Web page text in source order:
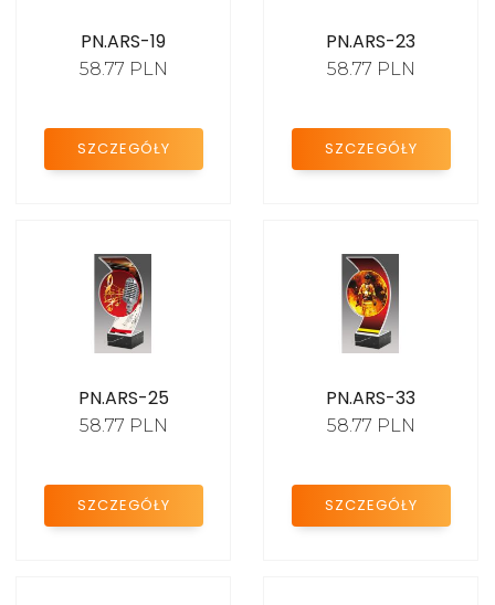
PROMOCJE
PN.ARS-19
58.77 PLN
SZCZEGÓŁY
PN.ARS-23
58.77 PLN
SZCZEGÓŁY
PN.ARS-25
58.77 PLN
SZCZEGÓŁY
PN.ARS-33
58.77 PLN
SZCZEGÓŁY